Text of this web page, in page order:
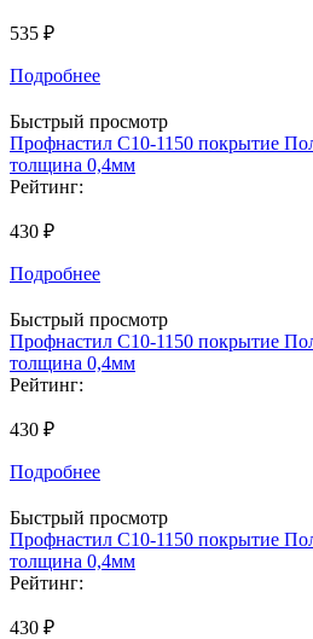
535 ₽
Подробнее
Быстрый просмотр
Профнастил С10-1150 покрытие
толщина 0,4мм
Рейтинг:
430 ₽
Подробнее
Быстрый просмотр
Профнастил С10-1150 покрытие
толщина 0,4мм
Рейтинг:
430 ₽
Подробнее
Быстрый просмотр
Профнастил С10-1150 покрытие
толщина 0,4мм
Рейтинг:
430 ₽